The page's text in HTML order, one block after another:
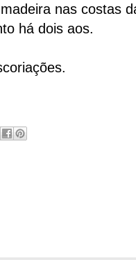
nas costas
há dois aos.